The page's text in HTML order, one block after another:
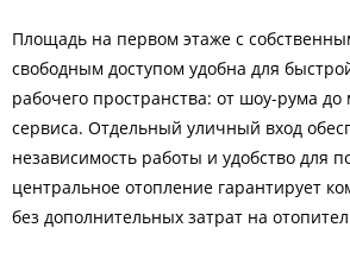
Площадь на первом этаже с
свободным доступом удобна для
рабочего пространства: от шоу-рума до
сервиса. Отдельный уличный вход
независимость работы и удобство для
центральное отопление гарантирует
без дополнительных затрат на